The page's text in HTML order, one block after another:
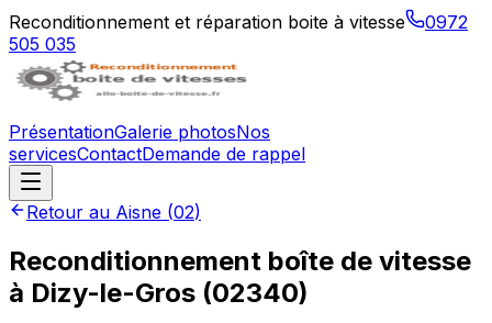
Reconditionnement et réparation boite à vitesse
0972
505 035
PrésentationGalerie photosNos
servicesContactDemande de rappel
Retour au Aisne (02)
Reconditionnement boîte de vitesse
à Dizy-le-Gros (02340)